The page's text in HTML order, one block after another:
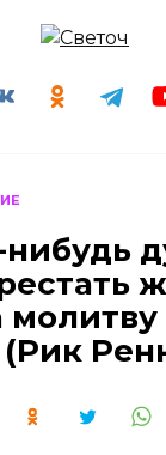
молитву
(Рик